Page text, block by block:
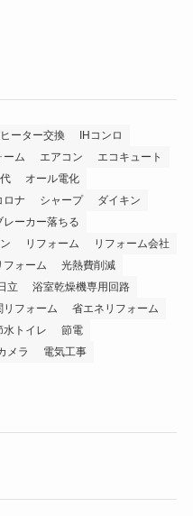
ーター交換
IHコンロ
ーム エアコン
エコキュート
オール電化
ロナ シャープ
ダイキン
レーカー落ちる
リフォーム
リフォーム会社
フォーム
光熱費削減
立
浴室乾燥機専用回路
リフォーム
省エネリフォーム
水トイレ
節電
メラ 電気工事